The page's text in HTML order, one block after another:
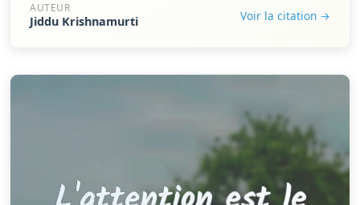
AUTEUR
Jiddu Krishnamurti Voir la citation →